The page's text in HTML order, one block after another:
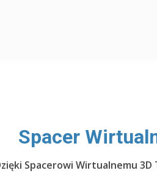
​Spacer
Spacerowi Wirtualnemu